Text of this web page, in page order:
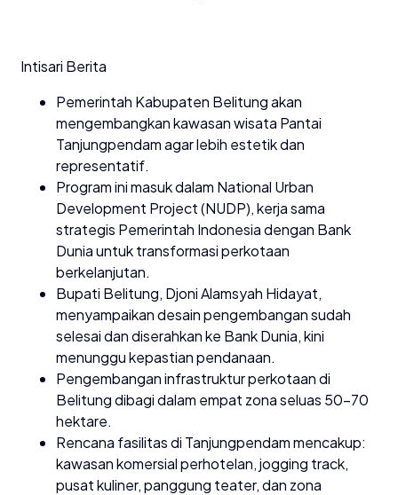
Intisari Berita
Pemerintah Kabupaten Belitung akan
mengembangkan kawasan wisata Pantai
Tanjungpendam agar lebih estetik dan
representatif.
Program ini masuk dalam National Urban
Development Project (NUDP), kerja sama
strategis Pemerintah Indonesia dengan Bank
Dunia untuk transformasi perkotaan
berkelanjutan.
Bupati Belitung, Djoni Alamsyah Hidayat,
menyampaikan desain pengembangan sudah
selesai dan diserahkan ke Bank Dunia, kini
menunggu kepastian pendanaan.
Pengembangan infrastruktur perkotaan di
Belitung dibagi dalam empat zona seluas 50–70
hektare.
Rencana fasilitas di Tanjungpendam mencakup:
kawasan komersial perhotelan, jogging track,
pusat kuliner, panggung teater, dan zona